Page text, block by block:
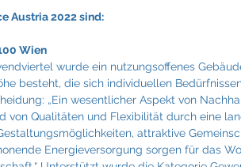
Austria 2022 sind:
Wien
wurde ein nutzungsoffenes
besteht, die sich individuellen
„Ein wesentlicher Aspekt von
von Qualitäten und Flexibilität durch eine
attraktive
Energieversorgung sorgen für das